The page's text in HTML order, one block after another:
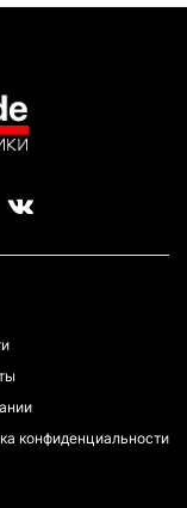
конфиденциальности